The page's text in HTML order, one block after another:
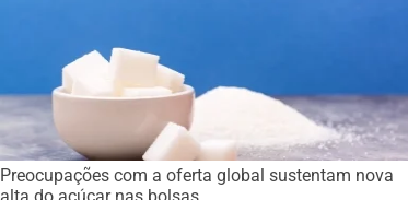
Preocupações com a oferta global sustentam nova